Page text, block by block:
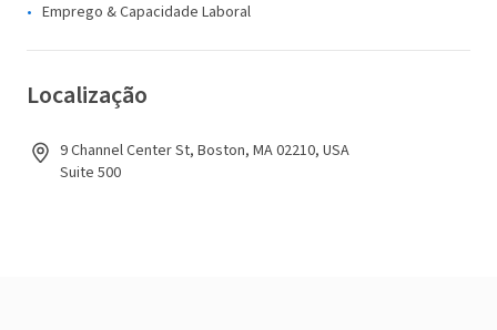
Emprego & Capacidade Laboral
Localização
9 Channel Center St, Boston, MA 02210, USA
Suite 500